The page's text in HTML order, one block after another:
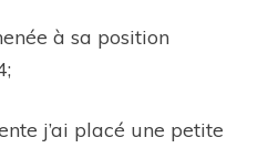
à sa position
j’ai placé une petite